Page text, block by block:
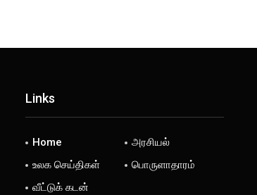
Links
Home
அரசியல்
உலக செய்திகள்
பொருளாதாரம்
வீட்டுக் கடன்